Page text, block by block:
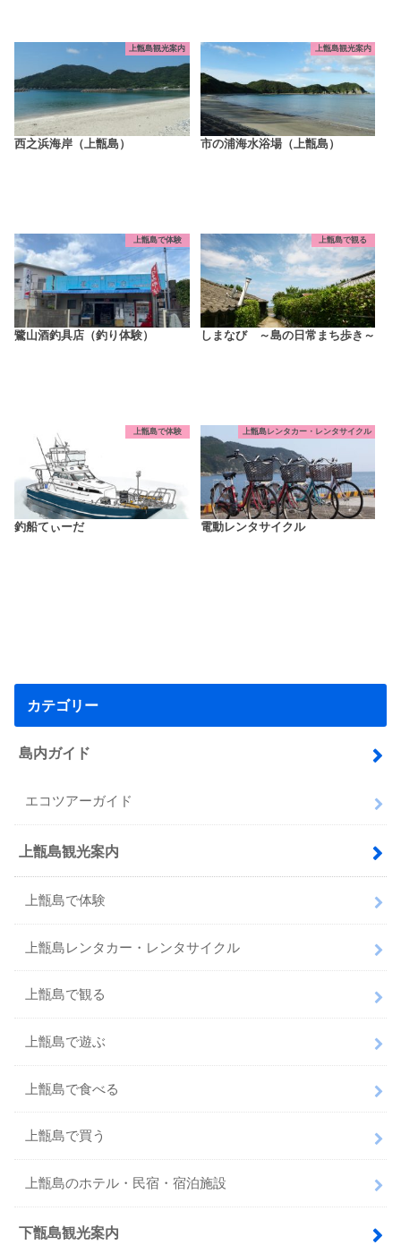
上甑島観光案内
西之浜海岸（上甑島）
上甑島観光案内
市の浦海水浴場（上甑島）
上甑島で体験
鷺山酒釣具店（釣り体験）
上甑島で観る
しまなび ～島の日常まち歩き～
上甑島で体験
釣船てぃーだ
上甑島レンタカー・レンタサイクル
電動レンタサイクル
カテゴリー
島内ガイド
エコツアーガイド
上甑島観光案内
上甑島で体験
上甑島レンタカー・レンタサイクル
上甑島で観る
上甑島で遊ぶ
上甑島で食べる
上甑島で買う
上甑島のホテル・民宿・宿泊施設
下甑島観光案内